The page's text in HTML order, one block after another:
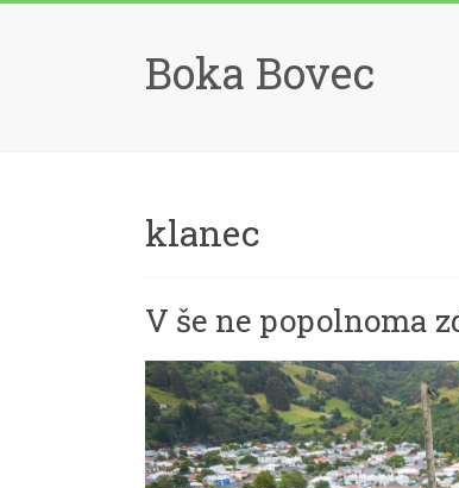
Boka Bovec
klanec
V še ne popolnoma